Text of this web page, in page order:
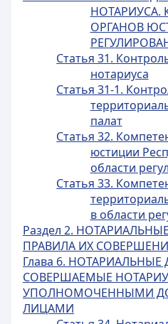
НОТАРИУСА.
ОРГАНОВ
Статья 31.
нотариуса
Статья 31-1.
палат
Статья 32.
юстиции
области
Статья 33.
в области
Раздел 2.
ПРАВИЛА ИХ
Глава 6. НОТАРИАЛЬНЫЕ
СОВЕРШАЕМЫЕ
УПОЛНОМОЧЕННЫМИ
ЛИЦАМИ